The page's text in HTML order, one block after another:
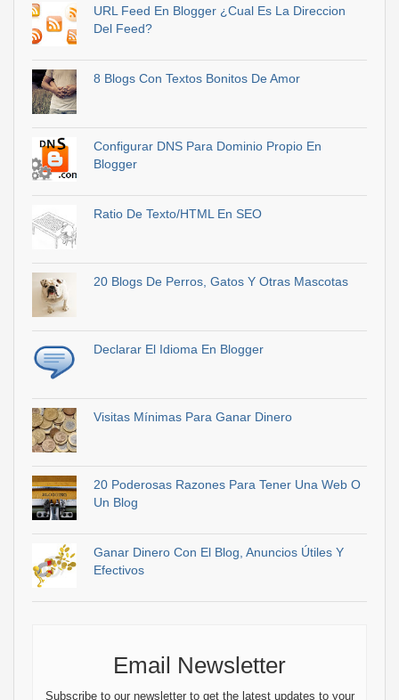
URL Feed En Blogger ¿Cual Es La Direccion
Del Feed?
8 Blogs Con Textos Bonitos De Amor
Configurar DNS Para Dominio Propio En
Blogger
Ratio De Texto/HTML En SEO
20 Blogs De Perros, Gatos Y Otras Mascotas
Declarar El Idioma En Blogger
Visitas Mínimas Para Ganar Dinero
20 Poderosas Razones Para Tener Una Web O
Un Blog
Ganar Dinero Con El Blog, Anuncios Útiles Y
Efectivos
Email Newsletter
Subscribe to our newsletter to get the latest updates to your